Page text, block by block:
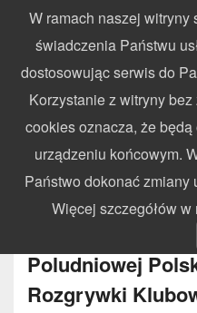
Profesjonalny elektroniczny
Search
for:
2015.08.30 – VII
Poludniowej
Rozgrywki
W ramach naszej
świadczenia Państwu
dostosowując serwis do
Korzystanie z witryny
cookies oznacza, że
urządzeniu końcowym.
Państwo dokonać zmiany
Więcej szczegółów